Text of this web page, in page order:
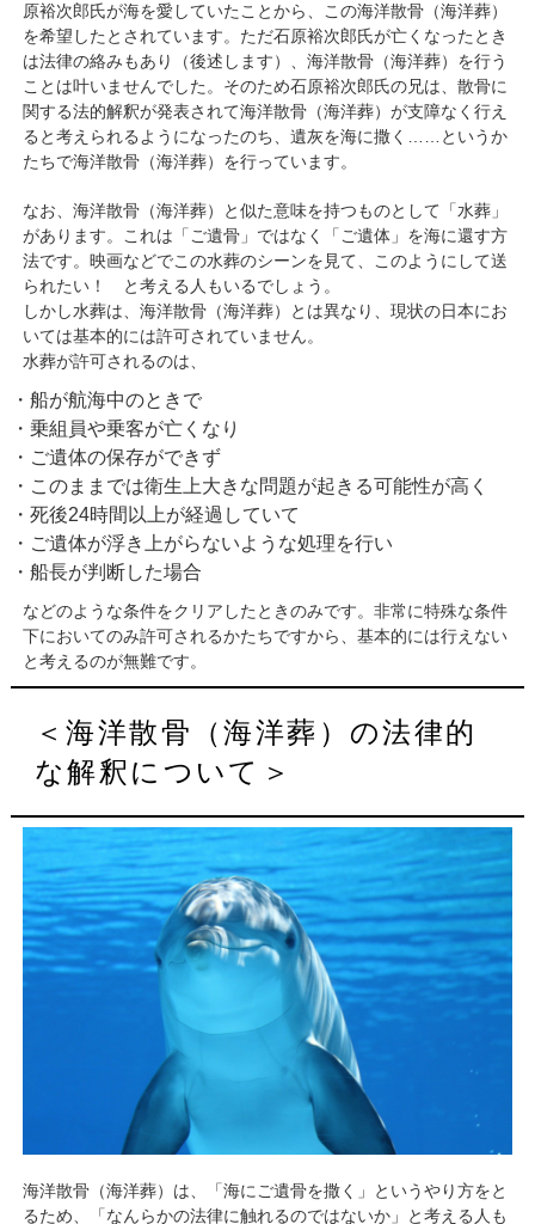
原裕次郎氏が海を愛していたことから、この海洋散骨（海洋葬）
を希望したとされています。ただ石原裕次郎氏が亡くなったとき
は法律の絡みもあり（後述します）、海洋散骨（海洋葬）を行う
ことは叶いませんでした。そのため石原裕次郎氏の兄は、散骨に
関する法的解釈が発表されて海洋散骨（海洋葬）が支障なく行え
ると考えられるようになったのち、遺灰を海に撒く……というか
たちで海洋散骨（海洋葬）を行っています。
なお、海洋散骨（海洋葬）と似た意味を持つものとして「水葬」
があります。これは「ご遺骨」ではなく「ご遺体」を海に還す方
法です。映画などでこの水葬のシーンを見て、このようにして送
られたい！ と考える人もいるでしょう。
しかし水葬は、海洋散骨（海洋葬）とは異なり、現状の日本にお
いては基本的には許可されていません。
水葬が許可されるのは、
・船が航海中のときで
・乗組員や乗客が亡くなり
・ご遺体の保存ができず
・このままでは衛生上大きな問題が起きる可能性が高く
・死後24時間以上が経過していて
・ご遺体が浮き上がらないような処理を行い
・船長が判断した場合
などのような条件をクリアしたときのみです。非常に特殊な条件
下においてのみ許可されるかたちですから、基本的には行えない
と考えるのが無難です。
＜海洋散骨（海洋葬）の法律的
な解釈について＞
海洋散骨（海洋葬）は、「海にご遺骨を撒く」というやり方をと
るため、「なんらかの法律に触れるのではないか」と考える人も